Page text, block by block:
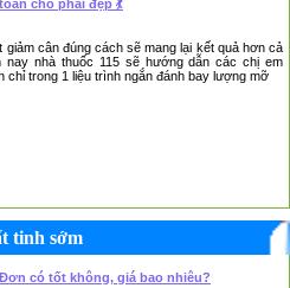
cho phái đẹp 💃
giảm cân đúng cách sẽ mang lại kết quả hơn cả
nay nhà thuốc 115 sẽ hướng dẫn các chị em
chỉ trong 1 liệu trình ngắn đánh bay lượng mỡ
tinh sớm
có tốt không, giá bao nhiêu?